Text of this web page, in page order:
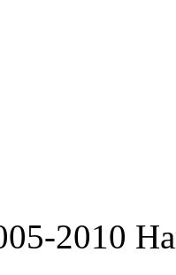
2010